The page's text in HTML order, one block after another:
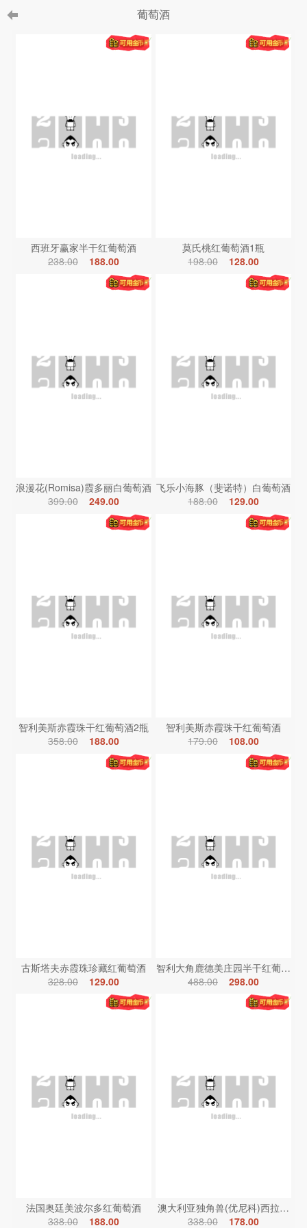
葡萄酒
西班牙赢家半干红葡萄酒
238.00
188.00
莫氏桃红葡萄酒1瓶
198.00
128.00
浪漫花(Romisa)霞多丽白葡萄酒
399.00
249.00
飞乐小海豚（斐诺特）白葡萄酒
188.00
129.00
智利美斯赤霞珠干红葡萄酒2瓶
358.00
188.00
智利美斯赤霞珠干红葡萄酒
179.00
108.00
古斯塔夫赤霞珠珍藏红葡萄酒
328.00
129.00
智利大角鹿德美庄园半干红葡萄酒
488.00
298.00
法国奥廷美波尔多红葡萄酒
338.00
188.00
澳大利亚独角兽(优尼科)西拉红葡
338.00
178.00